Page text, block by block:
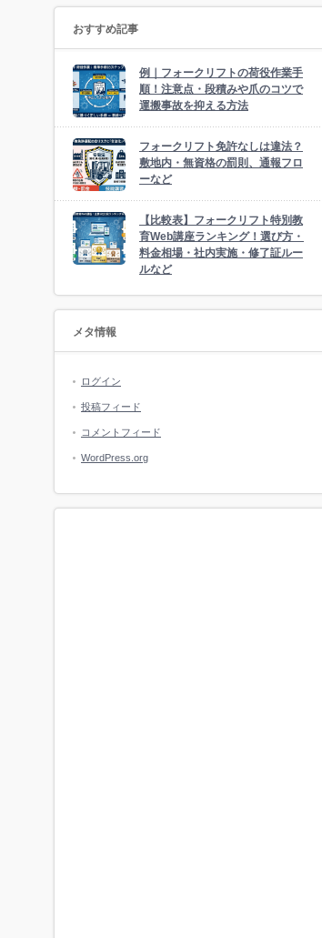
おすすめ記事
例｜フォークリフトの荷役作業手
順！注意点・段積みや爪のコツで
運搬事故を抑える方法
フォークリフト免許なしは違法？
敷地内・無資格の罰則、通報フロ
ーなど
【比較表】フォークリフト特別教
育Web講座ランキング！選び方・
料金相場・社内実施・修了証ルー
ルなど
メタ情報
ログイン
投稿フィード
コメントフィード
WordPress.org